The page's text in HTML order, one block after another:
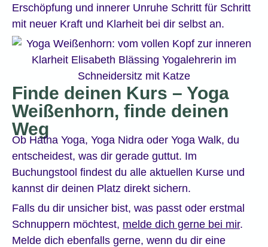
Erschöpfung und innerer Unruhe Schritt für Schritt
mit neuer Kraft und Klarheit bei dir selbst an.
Finde deinen Kurs – Yoga
Weißenhorn, finde deinen
Weg
Ob Hatha Yoga, Yoga Nidra oder Yoga Walk, du
entscheidest, was dir gerade guttut. Im
Buchungstool findest du alle aktuellen Kurse und
kannst dir deinen Platz direkt sichern.
Falls du dir unsicher bist, was passt oder erstmal
Schnuppern möchtest, melde dich gerne bei mir.
Melde dich ebenfalls gerne, wenn du dir eine